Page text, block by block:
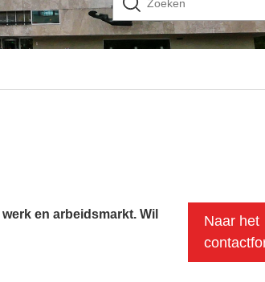
ben
op
zoek
Naar het
en arbeidsmarkt. Wil